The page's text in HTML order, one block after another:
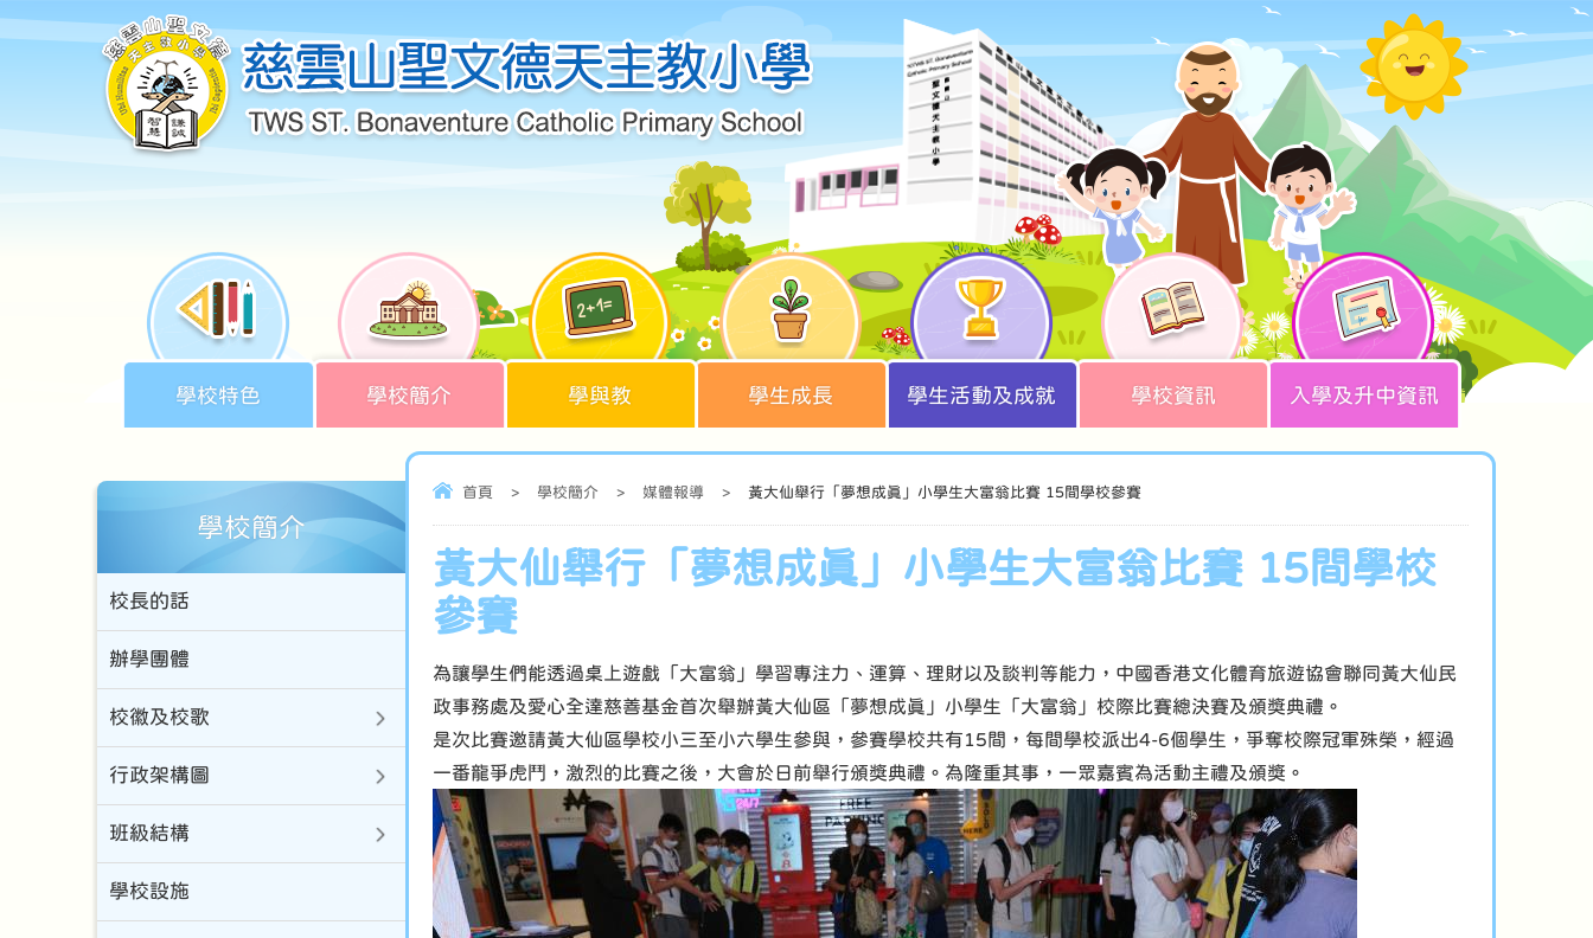
學校特色 學校簡介 學與教 學生成長 學生活動及成就 學校資訊 入學及升中資訊
首頁 > 學校簡介 > 媒體報導 > 黃大仙舉行「夢想成真」小學生大富翁比賽 15間學校參賽
黃大仙舉行「夢想成真」小學生大富翁比賽 15間學校
參賽
為讓學生們能透過桌上遊戲「大富翁」學習專注力、運算、理財以及談判等能力，中國香港文化體育旅遊協會聯同黃大仙民
政事務處及愛心全達慈善基金首次舉辦黃大仙區「夢想成真」小學生「大富翁」校際比賽總決賽及頒獎典禮。
是次比賽邀請黃大仙區學校小三至小六學生參與，參賽學校共有15間，每間學校派出4-6個學生，爭奪校際冠軍殊榮，經過
一番龍爭虎鬥，激烈的比賽之後，大會於日前舉行頒獎典禮。為隆重其事，一眾嘉賓為活動主禮及頒獎。
學校簡介
校長的話
辦學團體
校徽及校歌
行政架構圖
班級結構
學校設施